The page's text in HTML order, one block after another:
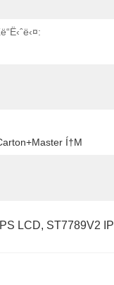
Í†µ
IPS LCD, ST7789V2